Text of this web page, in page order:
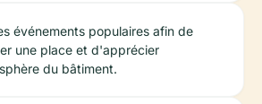
événements populaires afin de
une place et d'apprécier
du bâtiment.